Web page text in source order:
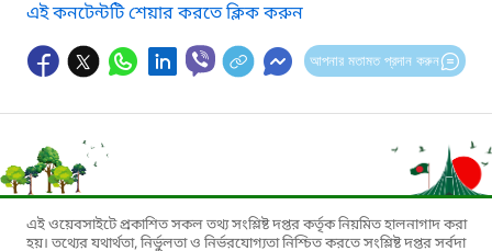
এই কনটেন্টটি শেয়ার করতে ক্লিক করুন
আপনার মতামত প্রদান করুন
এই ওয়েবসাইটে প্রকাশিত সকল তথ্য সংশ্লিষ্ট দপ্তর কর্তৃক নিয়মিত হালনাগাদ করা
হয়। তথ্যের যথার্থতা, নির্ভুলতা ও নির্ভরযোগ্যতা নিশ্চিত করতে সংশ্লিষ্ট দপ্তর সর্বদা